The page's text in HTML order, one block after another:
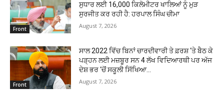
Front
ਸੁਧਾਰ ਲਈ 16,000 ਕਿਲੋਮੀਟਰ ਖਾਲਿਆਂ ਨੂੰ ਮੁੜ
ਸੁਰਜੀਤ ਕਰ ਰਹੀ ਹੈ: ਹਰਪਾਲ ਸਿੰਘ ਚੀਮਾ
August 7, 2026
Front
ਸਾਲ 2022 ਵਿੱਚ ਬਿਨਾਂ ਚਾਰਦੀਵਾਰੀ ਤੇ ਫ਼ਰਸ਼ ‘ਤੇ ਬੈਠ ਕੇ
ਪੜ੍ਹਨ ਲਈ ਮਜ਼ਬੂਰ ਸਨ 4 ਲੱਖ ਵਿਦਿਆਰਥੀ ਪਰ ਅੱਜ
ਦੇਸ਼ ਭਰ ‘ਚੋਂ ਸਕੂਲੀ ਸਿੱਖਿਆ...
August 7, 2026